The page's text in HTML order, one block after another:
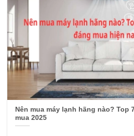
Nên mua máy lạnh hãng nào? Top
mua 2025